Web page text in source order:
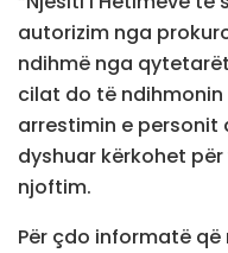
autorizim nga
ndihmë nga
cilat do të
arrestimin e personit
dyshuar kërkohet
njoftim.
Për çdo informatë